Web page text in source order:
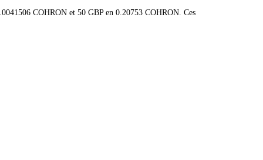
COHRON et 50 GBP en 0.20753 COHRON. Ces